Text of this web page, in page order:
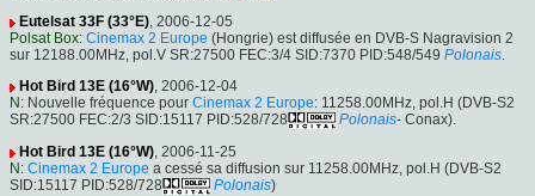
Eutelsat 33F (33°E), 2006-12-05
Polsat Box: Cinemax 2 Europe (Hongrie) est diffusée en DVB-S Nagravision 2
sur 12188.00MHz, pol.V SR:27500 FEC:3/4 SID:7370 PID:548/549 Polonais.
Hot Bird 13E (16°W), 2006-12-04
N : Nouvelle fréquence pour Cinemax 2 Europe: 11258.00MHz, pol.H (DVB-S2
SR:27500 FEC:2/3 SID:15117 PID:528/728
Polonais- Conax).
Hot Bird 13E (16°W), 2006-11-25
N : Cinemax 2 Europe a cessé sa diffusion sur 11258.00MHz, pol.H (DVB-S2
SID:15117 PID:528/728
Polonais)